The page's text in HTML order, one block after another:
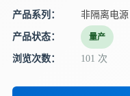
产品系列：
非隔离电源
产品状态： 量产
浏览次数： 101 次